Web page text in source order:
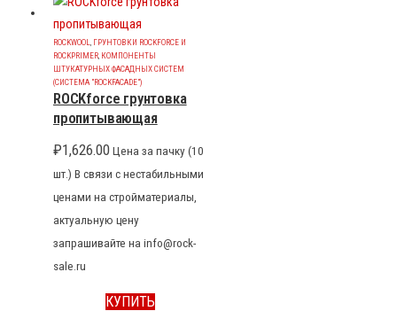
ROCKWOOL, ГРУНТОВКИ ROCKFORCE И
ROCKPRIMER, КОМПОНЕНТЫ
ШТУКАТУРНЫХ ФАСАДНЫХ СИСТЕМ
(СИСТЕМА "ROCKFACADE")
ROCKforce грунтовка
пропитывающая
₽1,626.00 Цена за пачку (10
шт.) В связи с нестабильными
ценами на стройматериалы,
актуальную цену
запрашивайте на info@rock-
sale.ru
КУПИТЬ